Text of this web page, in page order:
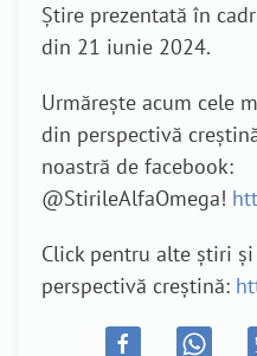
Știre prezentată în
din 21 iunie 2024.
Urmărește acum cele
din perspectivă
noastră de facebook:
@StirileAlfaOmega!
Click pentru alte știri
perspectivă creștină: